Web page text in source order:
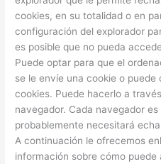
cookies, en su totalidad o en
configuración del explorador
es posible que no pueda
Puede optar para que el
se le envíe una cookie o
cookies. Puede hacerlo a
navegador. Cada navegador
probablemente necesitará
A continuación le ofrecemos
información sobre cómo